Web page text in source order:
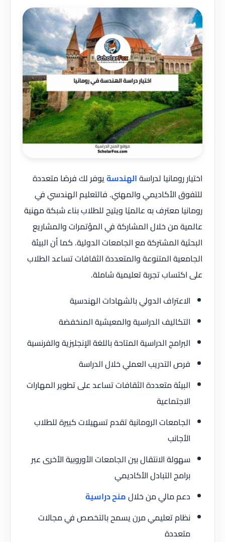
اختيار رومانيا لدراسةالهندسةيوفر لك فرصًا متعددة
للتفوق الأكاديمي والمهني. فالتعليم الهندسي في
رومانيا معترف به عالميًا ويتيح للطلاب بناء شبكة مهنية
عالمية من خلال المشاركة في المؤتمرات والمشاريع
البحثية المشتركة مع الجامعات الدولية. كما أن البيئة
الجامعية المتنوعة والمتعددة الثقافات تساعد الطلاب
على اكتساب تجربة تعليمية شاملة.
الاعتراف الدولي بالشهادات الهندسية
التكاليف الدراسية والمعيشية المنخفضة
البرامج الدراسية المتاحة باللغة الإنجليزية والفرنسية
فرص التدريب العملي خلال الدراسة
البيئة متعددة الثقافات تساعد على تطوير المهارات
الاجتماعية
الجامعات الرومانية تقدم تسهيلات كبيرة للطلاب
الأجانب
سهولة الانتقال بين الجامعات الأوروبية الأخرى عبر
برامج التبادل الأكاديمي
دعم مالي من خلالمنح دراسية
نظام تعليمي مرن يسمح بالتخصص في مجالات
متعددة